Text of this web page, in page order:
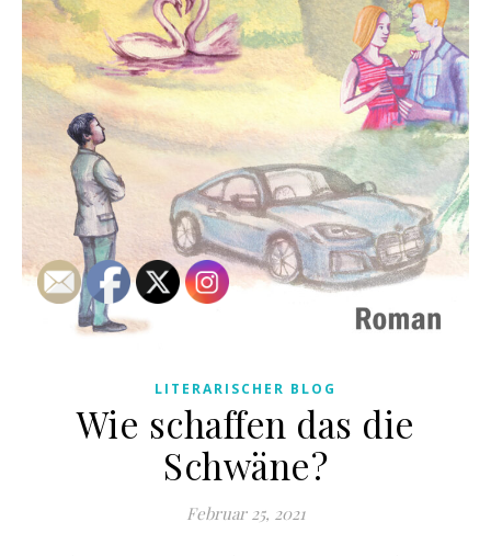
LITERARISCHER BLOG
Wie schaffen das die
Schwäne?
Februar 25, 2021